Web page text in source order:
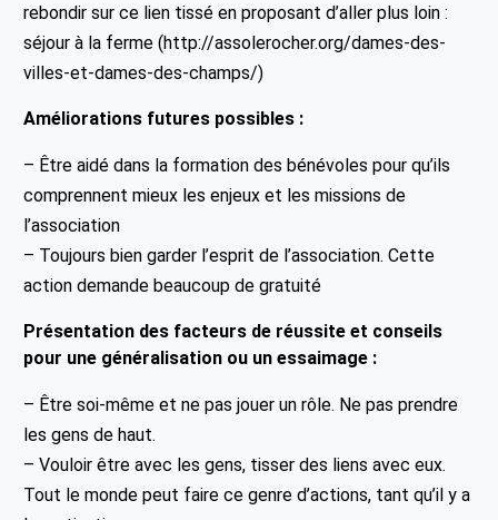
rebondir sur ce lien tissé en proposant d’aller plus loin :
séjour à la ferme (http://assolerocher.org/dames-des-
villes-et-dames-des-champs/)
Améliorations futures possibles :
– Être aidé dans la formation des bénévoles pour qu’ils
comprennent mieux les enjeux et les missions de
l’association
– Toujours bien garder l’esprit de l’association. Cette
action demande beaucoup de gratuité
Présentation des facteurs de réussite et conseils
pour une généralisation ou un essaimage :
– Être soi-même et ne pas jouer un rôle. Ne pas prendre
les gens de haut.
– Vouloir être avec les gens, tisser des liens avec eux.
Tout le monde peut faire ce genre d’actions, tant qu’il y a